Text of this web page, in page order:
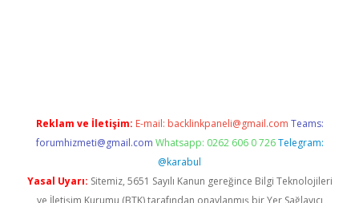
Reklam ve İletişim: E-mail: backlinkpaneli@gmail.com Teams:
forumhizmeti@gmail.com Whatsapp: 0262 606 0 726 Telegram:
@karabul
Yasal Uyarı: Sitemiz, 5651 Sayılı Kanun gereğince Bilgi Teknolojileri
ve İletişim Kurumu (BTK) tarafından onaylanmış bir Yer Sağlayıcı